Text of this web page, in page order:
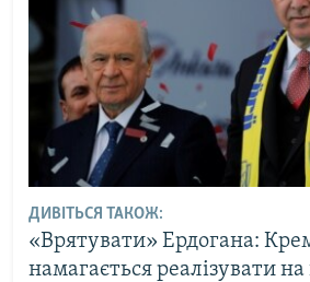
ДИВІТЬСЯ ТАКОЖ:
«Врятувати» Ердогана:
намагається реалізувати